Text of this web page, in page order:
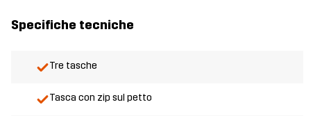
Specifiche tecniche
Tre tasche
Tasca con zip sul petto